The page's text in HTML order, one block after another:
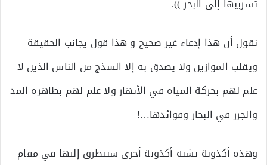
تسريبها إلى البحر )).
نقول أن هذا إدعاء غير صحيح و هذا قول يجانب الحقيقة
ويقلب الموازين ولا يصدق به إلا السذج من الناس الذين لا
علم لهم بحركة المياه في الأنهار ولا علم لهم بظاهرة المد
والجزر في البحار وفوائدها…!
وهذه أكذوبة تشبه أكذوبة أخرى سنتطرق إليها في مقام